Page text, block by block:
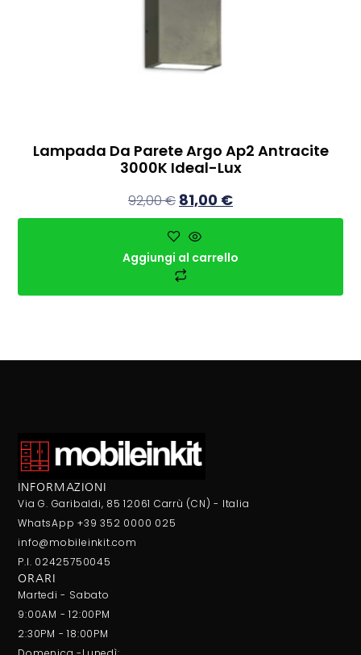
Lampada Da Parete Argo Ap2 Antracite
3000K Ideal-Lux
92,00€ 81,00 €
Aggiungi al carrello
INFORMAZIONI
Via G. Garibaldi, 85 12061 Carrù (CN) - Italia
WhatsApp +39 352 0000 025
info@mobileinkit.com
P.I. 02425750045
ORARI
Martedi - Sabato
9:00AM - 12:00PM
2:30PM - 18:00PM